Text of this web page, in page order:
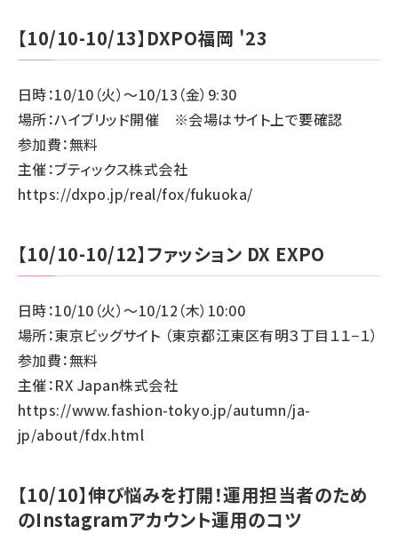
【10/10-10/13】DXPO福岡 '23
日時：10/10（火）～10/13（金）9:30
場所：ハイブリッド開催 ※会場はサイト上で要確認
参加費：無料
主催：ブティックス株式会社
https://dxpo.jp/real/fox/fukuoka/
【10/10-10/12】ファッション DX EXPO
日時：10/10（火）～10/12（木）10:00
場所：東京ビッグサイト （東京都江東区有明３丁目１１−１）
参加費：無料
主催：RX Japan株式会社
https://www.fashion-tokyo.jp/autumn/ja-
jp/about/fdx.html
【10/10】伸び悩みを打開！運用担当者のため
のInstagramアカウント運用のコツ